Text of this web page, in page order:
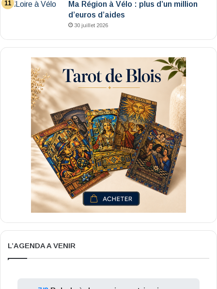
Ma Région à Vélo : plus d’un million
d’euros d’aides
30 juillet 2026
L’AGENDA A VENIR